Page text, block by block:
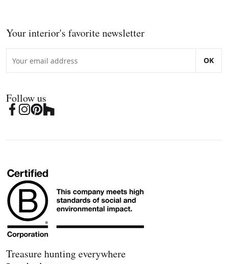
Your interior's favorite newsletter
OK
Follow us
Treasure hunting everywhere